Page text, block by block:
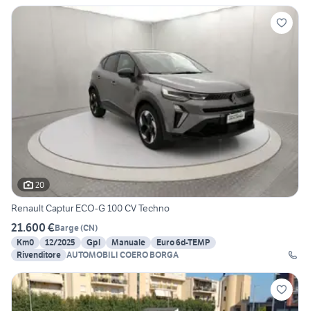
20
Renault Captur ECO-G 100 CV Techno
21.600 €Barge(CN)
Km0
12/2025 Gpl Manuale
Euro 6d-TEMP
Rivenditore AUTOMOBILI COERO BORGA